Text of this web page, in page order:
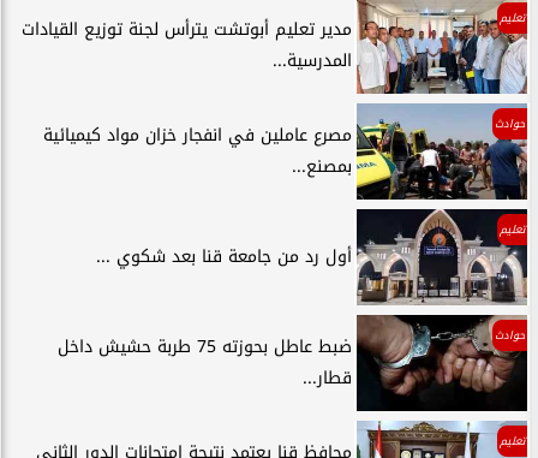
تعليم
مدير تعليم أبوتشت يترأس لجنة توزيع القيادات
المدرسية...
حوادث
مصرع عاملين في انفجار خزان مواد كيميائية
بمصنع...
تعليم
أول رد من جامعة قنا بعد شكوي ...
حوادث
ضبط عاطل بحوزته 75 طربة حشيش داخل
قطار...
تعليم